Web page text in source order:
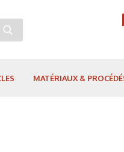
MATÉRIAUX &